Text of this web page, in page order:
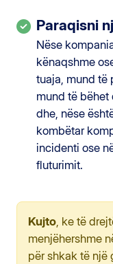
Paraqisni
Nëse
kënaqshme
tuaja, mund të
mund të
dhe, nëse
kombëtar
incidenti ose
fluturimit.
Kujto, ke të
menjëhershme
për shkak të një